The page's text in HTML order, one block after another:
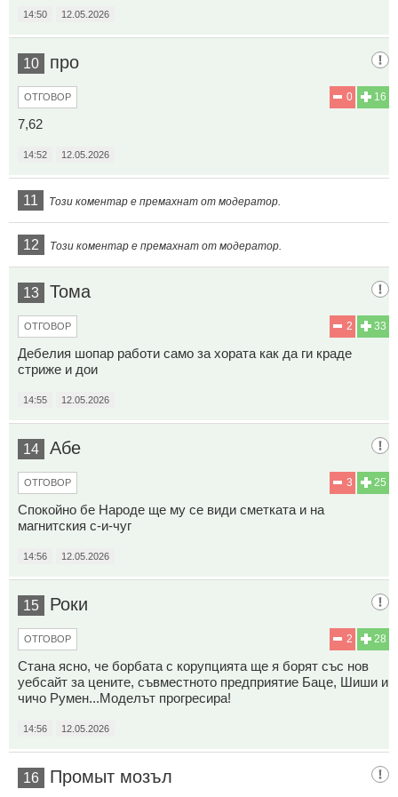
14:50 12.05.2026
10 про
16
0
ОТГОВОР
7,62
14:52 12.05.2026
11 Този коментар е премахнат от модератор.
12 Този коментар е премахнат от модератор.
13 Тома
33
2
ОТГОВОР
Дебелия шопар работи само за хората как да ги краде
стриже и дои
14:55 12.05.2026
14 Абе
25
3
ОТГОВОР
Спокойно бе Народе ще му се види сметката и на
магнитския с-и-чуг
14:56 12.05.2026
15 Роки
28
2
ОТГОВОР
Стана ясно, че борбата с корупцията ще я борят със нов
уебсайт за цените, съвместното предприятие Баце, Шиши и
чичо Румен...Моделът прогресира!
14:56 12.05.2026
16 Промыт мозъл